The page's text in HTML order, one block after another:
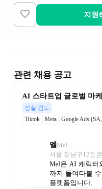
지원
관련 채용 공고
AI 스타트업 글로벌 마
성실 검토
Tiktok
Meta Google Ads
멜 Mel
서울 강남구12인
Mel은 AI 캐릭터
까지 들여다볼
플랫폼입니다.